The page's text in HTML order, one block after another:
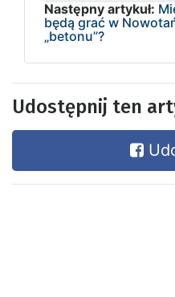
Następny artykuł:
będą grać w
„betonu”?
Udostępnij ten